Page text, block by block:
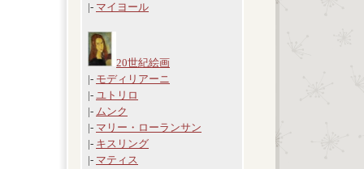
|- マイヨール
20世紀絵画
|- モディリアーニ
|- ユトリロ
|- ムンク
|- マリー・ローランサン
|- キスリング
|- マティス